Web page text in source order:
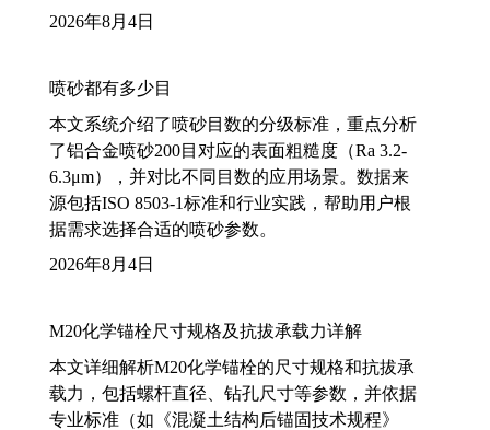
2026年8月4日
喷砂都有多少目
本文系统介绍了喷砂目数的分级标准，重点分析
了铝合金喷砂200目对应的表面粗糙度（Ra 3.2-
6.3μm），并对比不同目数的应用场景。数据来
源包括ISO 8503-1标准和行业实践，帮助用户根
据需求选择合适的喷砂参数。
2026年8月4日
M20化学锚栓尺寸规格及抗拔承载力详解
本文详细解析M20化学锚栓的尺寸规格和抗拔承
载力，包括螺杆直径、钻孔尺寸等参数，并依据
专业标准（如《混凝土结构后锚固技术规程》